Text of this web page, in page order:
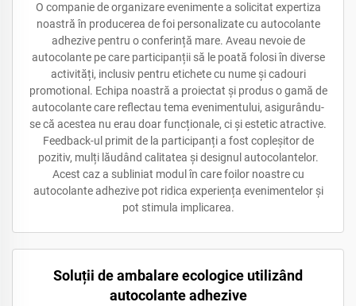
O companie de organizare evenimente a solicitat expertiza
noastră în producerea de foi personalizate cu autocolante
adhezive pentru o conferință mare. Aveau nevoie de
autocolante pe care participanții să le poată folosi în diverse
activități, inclusiv pentru etichete cu nume și cadouri
promotional. Echipa noastră a proiectat și produs o gamă de
autocolante care reflectau tema evenimentului, asigurându-
se că acestea nu erau doar funcționale, ci și estetic atractive.
Feedback-ul primit de la participanți a fost copleșitor de
pozitiv, mulți lăudând calitatea și designul autocolantelor.
Acest caz a subliniat modul în care foilor noastre cu
autocolante adhezive pot ridica experiența evenimentelor și
pot stimula implicarea.
Soluții de ambalare ecologice utilizând
autocolante adhezive